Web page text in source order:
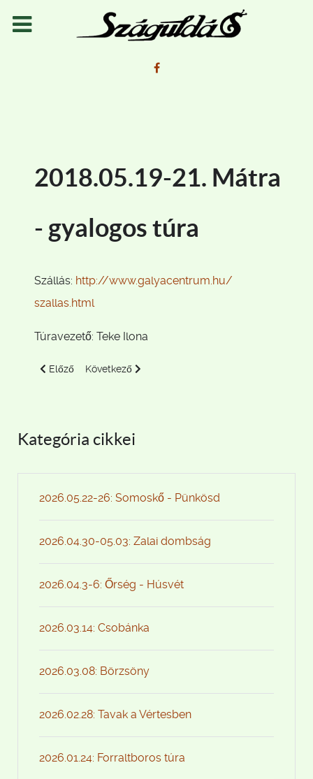
2018.05.19-21. Mátra
- gyalogos túra
Szállás: http://www.galyacentrum.hu/
szallas.html
Túravezető: Teke Ilona
Előző cikk: 2018.07.07. Börzsöny
Előző Következő cikk: 2018.05.27. Börzsöny
Következő
Kategória cikkei
2026.05.22-26: Somoskő - Pünkösd
2026.04.30-05.03: Zalai dombság
2026.04.3-6: Őrség - Húsvét
2026.03.14: Csobánka
2026.03.08: Börzsöny
2026.02.28: Tavak a Vértesben
2026.01.24: Forraltboros túra